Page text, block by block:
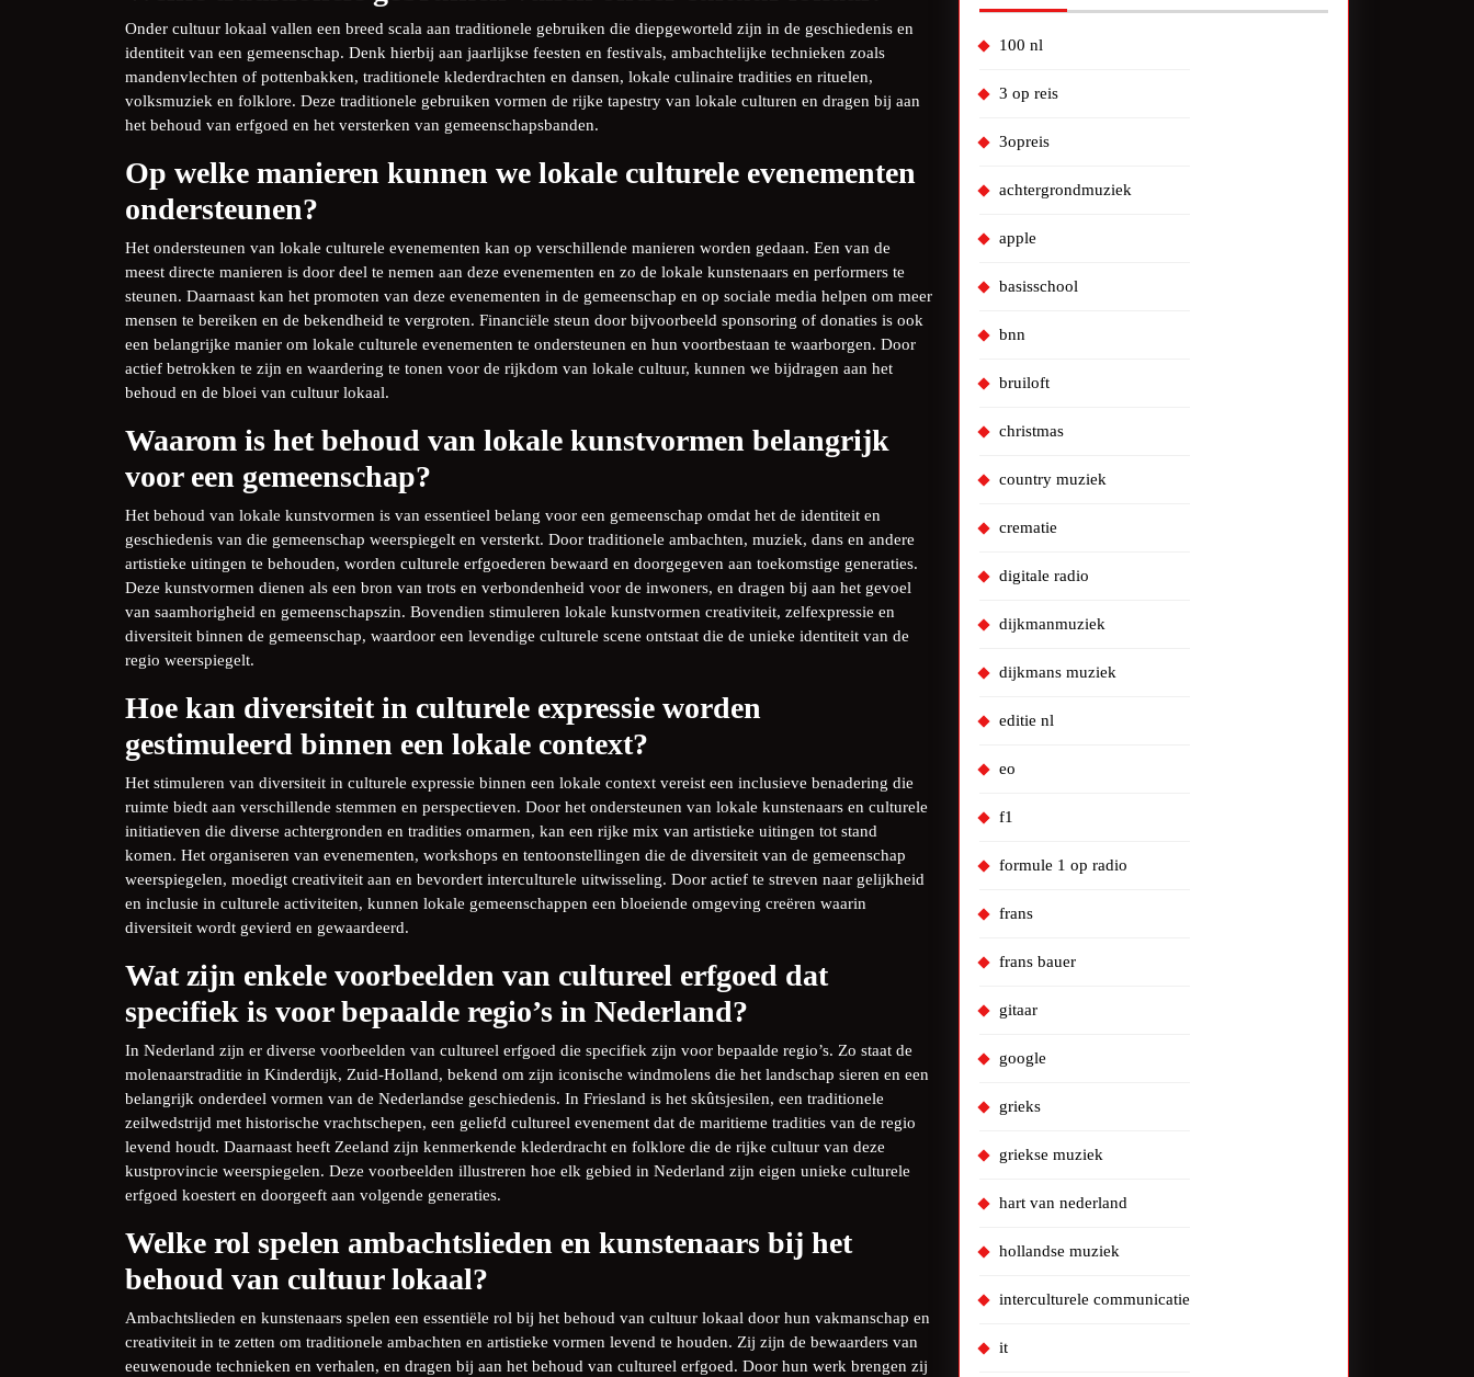
Onder cultuur lokaal vallen een breed scala aan traditionele gebruiken die diepgeworteld zijn in de geschiedenis en
identiteit van een gemeenschap. Denk hierbij aan jaarlijkse feesten en festivals, ambachtelijke technieken zoals
mandenvlechten of pottenbakken, traditionele klederdrachten en dansen, lokale culinaire tradities en rituelen,
volksmuziek en folklore. Deze traditionele gebruiken vormen de rijke tapestry van lokale culturen en dragen bij aan
het behoud van erfgoed en het versterken van gemeenschapsbanden.
Op welke manieren kunnen we lokale culturele evenementen
ondersteunen?
Het ondersteunen van lokale culturele evenementen kan op verschillende manieren worden gedaan. Een van de
meest directe manieren is door deel te nemen aan deze evenementen en zo de lokale kunstenaars en performers te
steunen. Daarnaast kan het promoten van deze evenementen in de gemeenschap en op sociale media helpen om meer
mensen te bereiken en de bekendheid te vergroten. Financiële steun door bijvoorbeeld sponsoring of donaties is ook
een belangrijke manier om lokale culturele evenementen te ondersteunen en hun voortbestaan te waarborgen. Door
actief betrokken te zijn en waardering te tonen voor de rijkdom van lokale cultuur, kunnen we bijdragen aan het
behoud en de bloei van cultuur lokaal.
Waarom is het behoud van lokale kunstvormen belangrijk
voor een gemeenschap?
Het behoud van lokale kunstvormen is van essentieel belang voor een gemeenschap omdat het de identiteit en
geschiedenis van die gemeenschap weerspiegelt en versterkt. Door traditionele ambachten, muziek, dans en andere
artistieke uitingen te behouden, worden culturele erfgoederen bewaard en doorgegeven aan toekomstige generaties.
Deze kunstvormen dienen als een bron van trots en verbondenheid voor de inwoners, en dragen bij aan het gevoel
van saamhorigheid en gemeenschapszin. Bovendien stimuleren lokale kunstvormen creativiteit, zelfexpressie en
diversiteit binnen de gemeenschap, waardoor een levendige culturele scene ontstaat die de unieke identiteit van de
regio weerspiegelt.
Hoe kan diversiteit in culturele expressie worden
gestimuleerd binnen een lokale context?
Het stimuleren van diversiteit in culturele expressie binnen een lokale context vereist een inclusieve benadering die
ruimte biedt aan verschillende stemmen en perspectieven. Door het ondersteunen van lokale kunstenaars en culturele
initiatieven die diverse achtergronden en tradities omarmen, kan een rijke mix van artistieke uitingen tot stand
komen. Het organiseren van evenementen, workshops en tentoonstellingen die de diversiteit van de gemeenschap
weerspiegelen, moedigt creativiteit aan en bevordert interculturele uitwisseling. Door actief te streven naar gelijkheid
en inclusie in culturele activiteiten, kunnen lokale gemeenschappen een bloeiende omgeving creëren waarin
diversiteit wordt gevierd en gewaardeerd.
Wat zijn enkele voorbeelden van cultureel erfgoed dat
specifiek is voor bepaalde regio’s in Nederland?
In Nederland zijn er diverse voorbeelden van cultureel erfgoed die specifiek zijn voor bepaalde regio’s. Zo staat de
molenaarstraditie in Kinderdijk, Zuid-Holland, bekend om zijn iconische windmolens die het landschap sieren en een
belangrijk onderdeel vormen van de Nederlandse geschiedenis. In Friesland is het skûtsjesilen, een traditionele
zeilwedstrijd met historische vrachtschepen, een geliefd cultureel evenement dat de maritieme tradities van de regio
levend houdt. Daarnaast heeft Zeeland zijn kenmerkende klederdracht en folklore die de rijke cultuur van deze
kustprovincie weerspiegelen. Deze voorbeelden illustreren hoe elk gebied in Nederland zijn eigen unieke culturele
erfgoed koestert en doorgeeft aan volgende generaties.
Welke rol spelen ambachtslieden en kunstenaars bij het
behoud van cultuur lokaal?
Ambachtslieden en kunstenaars spelen een essentiële rol bij het behoud van cultuur lokaal door hun vakmanschap en
creativiteit in te zetten om traditionele ambachten en artistieke vormen levend te houden. Zij zijn de bewaarders van
eeuwenoude technieken en verhalen, en dragen bij aan het behoud van cultureel erfgoed. Door hun werk brengen zij
100 nl
3 op reis
3opreis
achtergrondmuziek
apple
basisschool
bnn
bruiloft
christmas
country muziek
crematie
digitale radio
dijkmanmuziek
dijkmans muziek
editie nl
eo
f1
formule 1 op radio
frans
frans bauer
gitaar
google
grieks
griekse muziek
hart van nederland
hollandse muziek
interculturele communicatie
it